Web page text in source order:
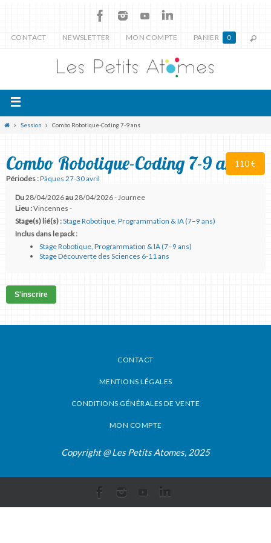
CONTACT NEWSLETTER MON COMPTE PANIER 0
Session Combo Robotique-Coding 7-9 ans
110 €
Combo Robotique-Coding 7-9 ans
Périodes :Pâques 27-30 avril
Du28/04/2026au28/04/2026 - Journee
Lieu :Vincennes -
Stage(s) lié(s) :Stage Robotique, Programmation & IA (7–9 ans)
Inclus dans le pack :
Stage Robotique, Programmation & IA (7–9 ans)
Stage Découverte des Sciences 6-11 ans
S'inscrire
CONTACT
MENTIONS LÉGALES
CONDITIONS GÉNÉRALES DE VENTE
MON COMPTE
Copyright @ Les Petits Atomes, 2025